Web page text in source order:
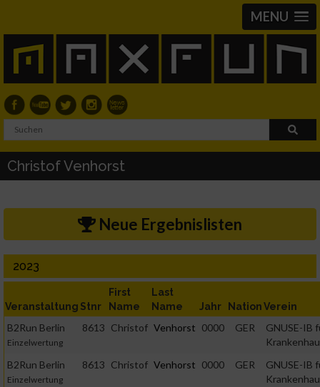
MENU
Christof Venhorst
Neue Ergebnislisten
2023
Veranstaltung Stnr
First
Name
Last
Name
Jahr NationVerein
B2Run Berlin
Einzelwertung
8613 Christof Venhorst 0000 GER
GNUSE-IB
B2Run Berlin
Einzelwertung
8613 Christof Venhorst 0000 GER
GNUSE-IB